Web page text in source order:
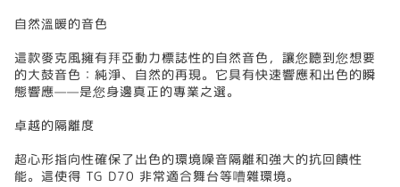
自然溫暖的音色
這款麥克風擁有拜亞動力標誌性的自然音色，讓您聽到您想要
的大鼓音色：純淨、自然的再現。它具有快速響應和出色的瞬
態響應——是您身邊真正的專業之選。
卓越的隔離度
超心形指向性確保了出色的環境噪音隔離和強大的抗回饋性
能。這使得 TG D70 非常適合舞台等嘈雜環境。